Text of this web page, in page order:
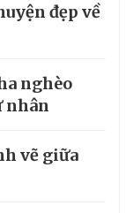
đẹp về
nghèo
nhân
vẽ giữa